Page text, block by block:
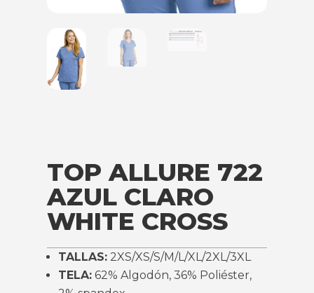
TOP ALLURE 722
AZUL CLARO
WHITE CROSS
TALLAS: 2XS/XS/S/M/L/XL/2XL/3XL
TELA: 62% Algodón, 36% Poliéster,